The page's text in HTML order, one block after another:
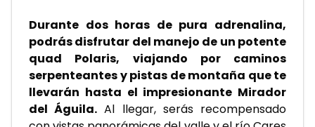
Durante dos horas de pura adrenalina,
podrás disfrutar del manejo de un potente
quad Polaris, viajando por caminos
serpenteantes y pistas de montaña que te
llevarán hasta el impresionante Mirador
del Águila. Al llegar, serás recompensado